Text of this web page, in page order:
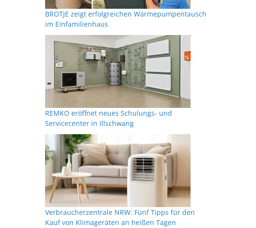
BRÖTJE zeigt erfolgreichen Wärmepumpentausch
im Einfamilienhaus
REMKO eröffnet neues Schulungs- und
Servicecenter in Illschwang
Verbraucherzentrale NRW: Fünf Tipps für den
Kauf von Klimageräten an heißen Tagen